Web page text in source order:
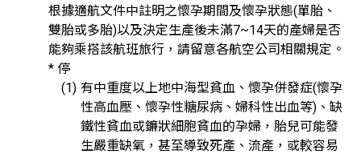
根據適航文件中註明之懷孕期間及懷孕狀態(單胎、
雙胎或多胎)以及決定生產後未滿7~14天的產婦是否
能夠乘搭該航班旅行，請留意各航空公司相關規定。
* 停
有中重度以上地中海型貧血、懷孕併發症(懷孕
性高血壓、懷孕性糖尿病、婦科性出血等)、缺
鐵性貧血或鐮狀細胞貧血的孕婦，胎兒可能發
生嚴重缺氧，甚至導致死產、流產，或較容易